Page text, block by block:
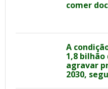
comer
A
1,8 bilhão
agravar
2030,